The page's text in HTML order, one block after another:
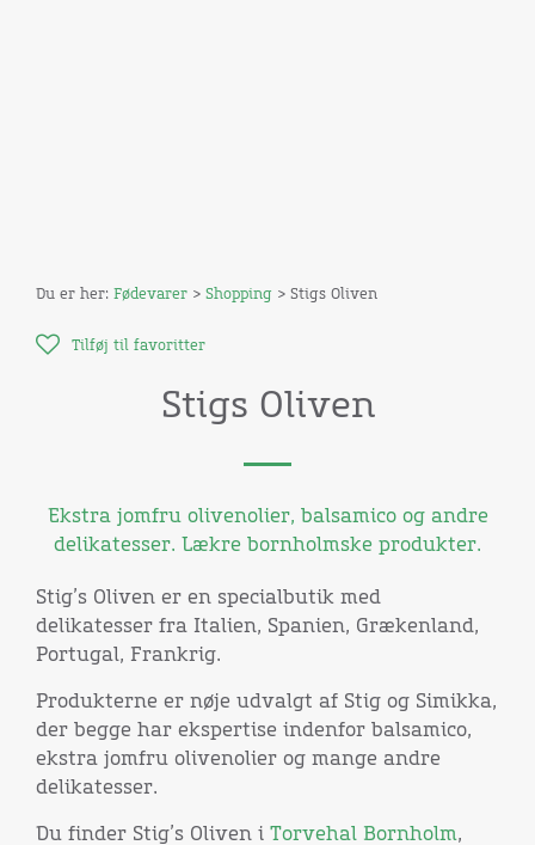
Du er her: Fødevarer > Shopping > Stigs Oliven
Tilføj til favoritter
Stigs Oliven
Ekstra jomfru olivenolier, balsamico og andre
delikatesser. Lækre bornholmske produkter.
Stig’s Oliven er en specialbutik med
delikatesser fra Italien, Spanien, Grækenland,
Portugal, Frankrig.
Produkterne er nøje udvalgt af Stig og Simikka,
der begge har ekspertise indenfor balsamico,
ekstra jomfru olivenolier og mange andre
delikatesser.
Du finder Stig’s Oliven i Torvehal Bornholm,